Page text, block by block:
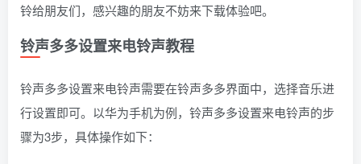
铃给朋友们，感兴趣的朋友不妨来下载体验吧。
铃声多多设置来电铃声教程
铃声多多设置来电铃声需要在铃声多多界面中，选择音乐进
行设置即可。以华为手机为例，铃声多多设置来电铃声的步
骤为3步，具体操作如下：